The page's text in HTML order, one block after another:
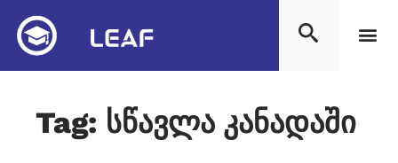
Tag: სწავლა კანადაში